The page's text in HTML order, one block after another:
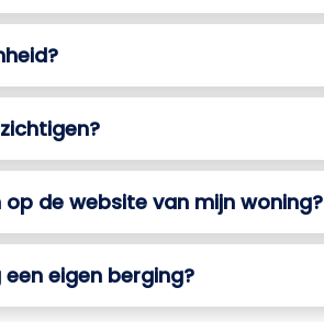
op de website van mijn woning?
eigen berging?